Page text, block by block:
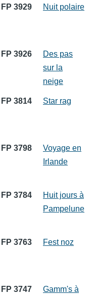
FP 3929 Nuit polaire
FP 3926
Des pas
sur la
neige
FP 3814 Star rag
FP 3798
Voyage en
Irlande
FP 3784
Huit jours à
Pampelune
FP 3763 Fest noz
FP 3747
Gamm's à